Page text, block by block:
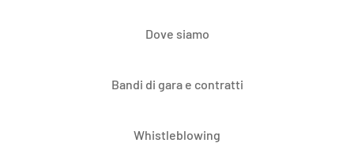
Dove siamo
Bandi di gara e contratti
Whistleblowing